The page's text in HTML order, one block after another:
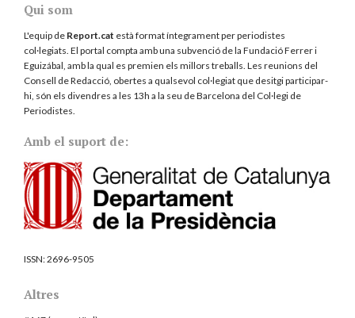
Qui som
L'equip de Report.cat està format íntegrament per periodistes
col·legiats. El portal compta amb una subvenció de la Fundació Ferrer i
Eguizábal, amb la qual es premien els millors treballs. Les reunions del
Consell de Redacció, obertes a qualsevol col·legiat que desitgi participar-
hi, són els divendres a les 13h a la seu de Barcelona del Col·legi de
Periodistes
Amb el suport de:
ISSN:2696-9505
Altres